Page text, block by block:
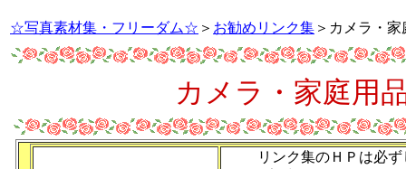
☆写真素材集・フリーダム☆ ＞ お勧めリンク集 ＞カメラ・
カメラ・家庭用
リンク集のＨＰは必